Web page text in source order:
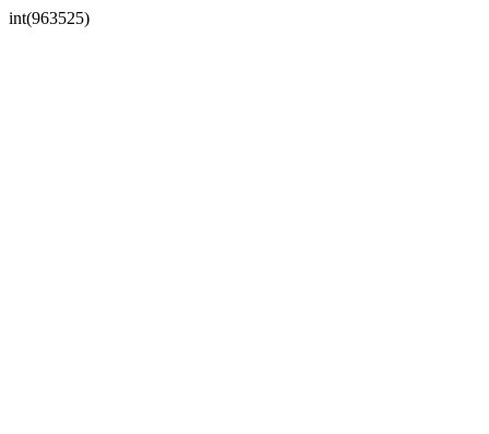
int(963525)